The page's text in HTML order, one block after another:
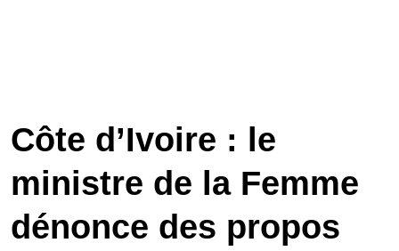
Côte d’Ivoire : le
ministre de la Femme
dénonce des propos